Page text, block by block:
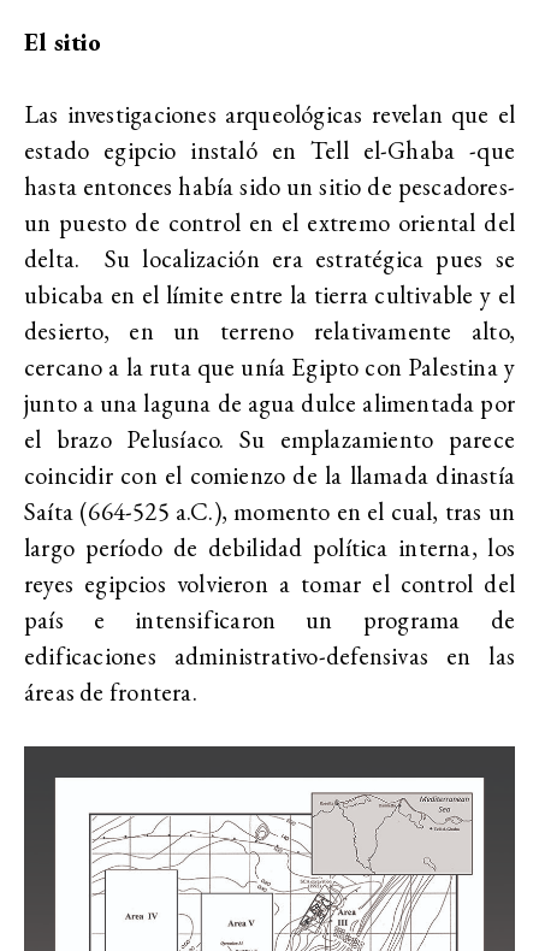
El sitio
Las investigaciones arqueológicas revelan que el
estado egipcio instaló en Tell el-Ghaba -que
hasta entonces había sido un sitio de pescadores-
un puesto de control en el extremo oriental del
delta. Su localización era estratégica pues se
ubicaba en el límite entre la tierra cultivable y el
desierto, en un terreno relativamente alto,
cercano a la ruta que unía Egipto con Palestina y
junto a una laguna de agua dulce alimentada por
el brazo Pelusíaco. Su emplazamiento parece
coincidir con el comienzo de la llamada dinastía
Saíta (664-525 a.C.), momento en el cual, tras un
largo período de debilidad política interna, los
reyes egipcios volvieron a tomar el control del
país e intensificaron un programa de
edificaciones administrativo-defensivas en las
áreas de frontera.